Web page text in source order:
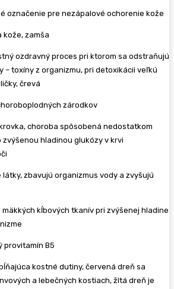
označenie pre nezápalové ochorenie kože
zamša
ozdravný proces pri ktorom sa odstraňujú
– toxíny z organizmu, pri detoxikácii veľkú
črevá
zárodkov
choroba spôsobená nedostatkom
hladinou glukózy v krvi
látky, zbavujú organizmus vody a zvyšujú
mäkkých kĺbových tkanív pri zvýšenej hladine
provitamín B5
kostné dutiny, červená dreň sa
a lebečných kostiach, žltá dreň je